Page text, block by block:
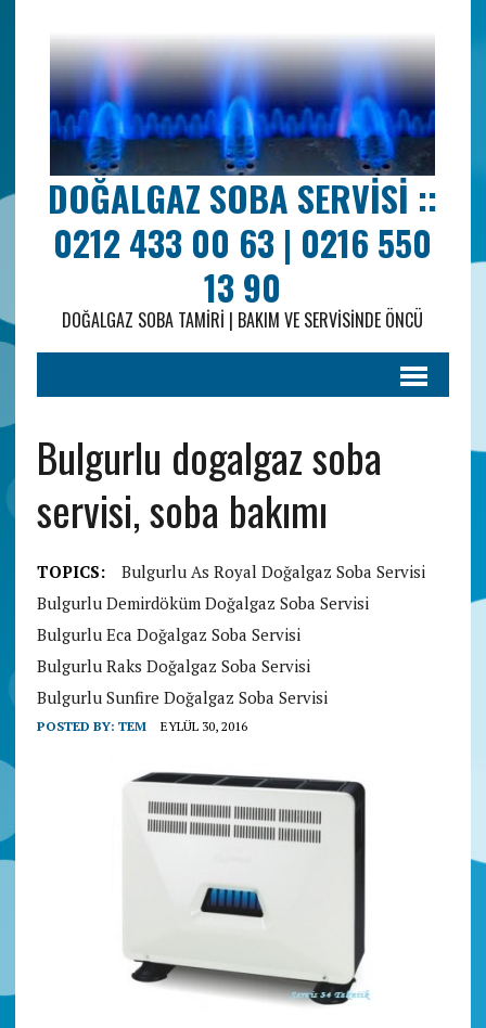
DOĞALGAZ SOBA SERVISI ::
0212 433 00 63 | 0216 550
13 90
DOĞALGAZ SOBA TAMIRI | BAKIM VE SERVISINDE ÖNCÜ
Bulgurlu dogalgaz soba
servisi, soba bakımı
TOPICS:
Bulgurlu As Royal Doğalgaz Soba Servisi
Bulgurlu Demirdöküm Doğalgaz Soba Servisi
Bulgurlu Eca Doğalgaz Soba Servisi
Bulgurlu Raks Doğalgaz Soba Servisi
Bulgurlu Sunfire Doğalgaz Soba Servisi
POSTED BY: TEM EYLÜL 30, 2016